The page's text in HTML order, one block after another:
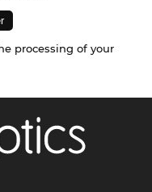
processing of your